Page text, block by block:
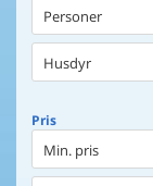
Personer
Husdyr
Pris
Min. pris